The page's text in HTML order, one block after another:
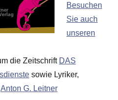
Besuchen
Sie auch
unseren
die Zeitschrift DAS
sowie Lyriker,
Anton G. Leitner